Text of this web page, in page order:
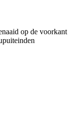
op de voorkant